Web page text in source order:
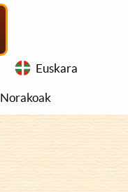
Euskara
Norakoak